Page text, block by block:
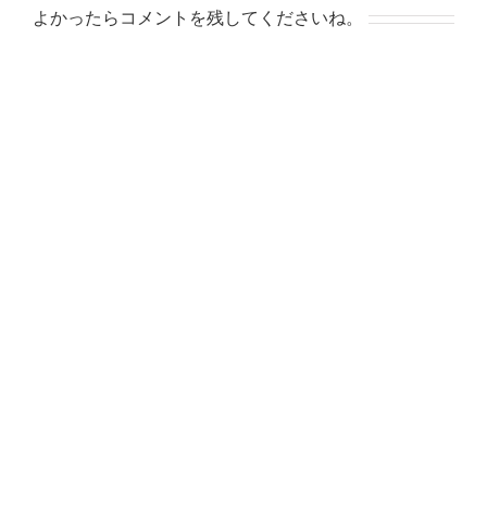
よかったらコメントを残してくださいね。